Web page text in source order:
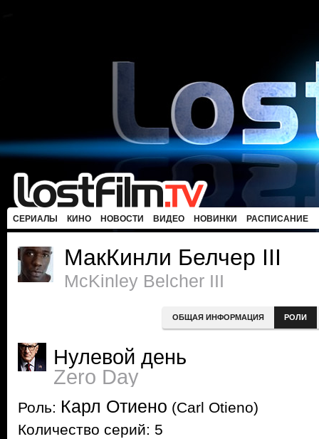
СЕРИАЛЫ КИНО НОВОСТИ ВИДЕО НОВИНКИ РАСПИСАНИЕ
МакКинли Белчер III
McKinley Belcher III
ОБЩАЯ ИНФОРМАЦИЯ РОЛИ
Нулевой день
Zero Day
Роль: Карл Отиено (Carl Otieno)
Количество серий: 5